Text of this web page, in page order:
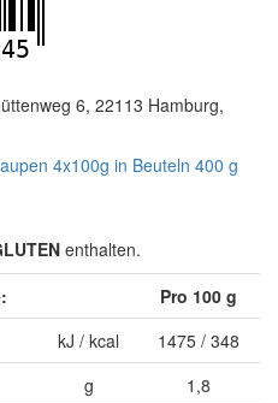
6, 22113 Hamburg,
4x100g in Beuteln 400 g
enthalten.
Pro 100 g
kJ / kcal
1475 / 348
g
1,8